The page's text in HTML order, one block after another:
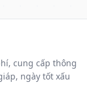
cung cấp thông
ngày tốt xấu